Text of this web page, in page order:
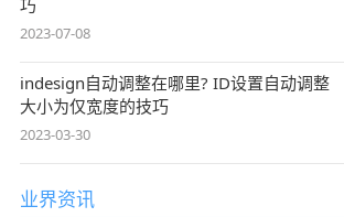
2023-07-08
indesign自动调整在哪里? ID设置自动调整
大小为仅宽度的技巧
2023-03-30
业界资讯